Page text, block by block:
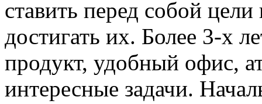
ставить перед собой
достигать их. Более 3-х
продукт, удобный офис,
интересные задачи.